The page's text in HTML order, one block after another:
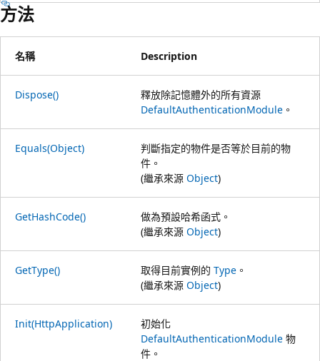
方法
名稱 Description
Dispose()
釋放除記憶體外的所有資源
DefaultAuthenticationModule 。
Equals(Object)
判斷指定的物件是否等於目前的物
件。
(繼承來源 Object)
GetHashCode()
做為預設哈希函式。
(繼承來源 Object)
GetType() 取得目前實例的 Type 。
(繼承來源 Object)
Init(HttpApplication)
初始化
DefaultAuthenticationModule 物
件。